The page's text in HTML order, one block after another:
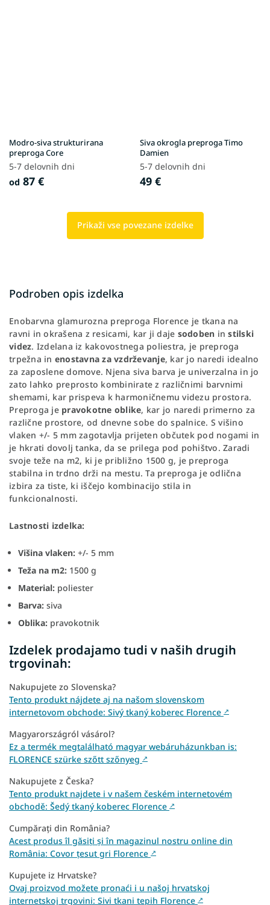
Modro-siva strukturirana
preproga Core
5-7 delovnih dni
od 87 €
Siva okrogla preproga Timo
Damien
5-7 delovnih dni
49 €
Prikaži vse povezane izdelke
Podroben opis izdelka
Enobarvna glamurozna preproga Florence je tkana na
ravni in okrašena z resicami, kar ji daje sodoben instilski
videz. Izdelana iz kakovostnega poliestra, je preproga
trpežna in enostavna za vzdrževanje, kar jo naredi idealno
za zaposlene domove. Njena siva barva je univerzalna in jo
zato lahko preprosto kombinirate z različnimi barvnimi
shemami, kar prispeva k harmoničnemu videzu prostora.
Preproga je pravokotne oblike, kar jo naredi primerno za
različne prostore, od dnevne sobe do spalnice. S višino
vlaken +/- 5 mm zagotavlja prijeten občutek pod nogami in
je hkrati dovolj tanka, da se prilega pod pohištvo. Zaradi
svoje teže na m2, ki je približno 1500 g, je preproga
stabilna in trdno drži na mestu. Ta preproga je odlična
izbira za tiste, ki iščejo kombinacijo stila in
funkcionalnosti.
Lastnosti izdelka:
Višina vlaken: +/- 5 mm
Teža na m2: 1500 g
Material: poliester
Barva: siva
Oblika: pravokotnik
Izdelek prodajamo tudi v naših drugih
trgovinah:
Nakupujete zo Slovenska?
Tento produkt nájdete aj na našom slovenskom
internetovom obchode: Sivý tkaný koberec Florence ↗
Magyarországról vásárol?
Ez a termék megtalálható magyar webáruházunkban is:
FLORENCE szürke szőtt szőnyeg ↗
Nakupujete z Česka?
Tento produkt najdete i v našem českém internetovém
obchodě: Šedý tkaný koberec Florence ↗
Cumpărați din România?
Acest produs îl găsiți și în magazinul nostru online din
România: Covor țesut gri Florence ↗
Kupujete iz Hrvatske?
Ovaj proizvod možete pronaći i u našoj hrvatskoj
internetskoj trgovini: Sivi tkani tepih Florence ↗